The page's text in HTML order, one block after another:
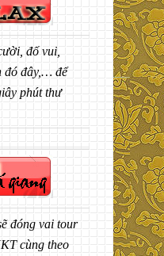
đố vui,
đó đây,… để
phút thư
đóng vai tour
cùng theo